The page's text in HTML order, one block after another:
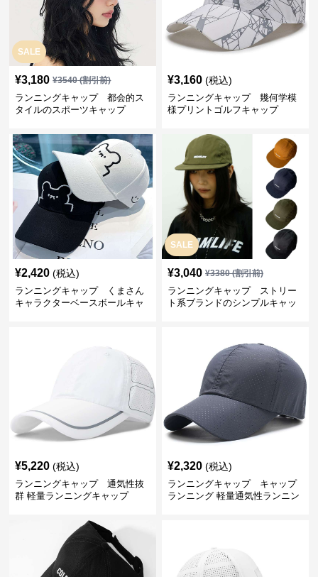
SALE
¥3,180 ¥3540(割引前)
ランニングキャップ 都会的ス
タイルのスポーツキャップ
¥3,160 (税込)
ランニングキャップ 幾何学模
様プリントゴルフキャップ
¥2,420 (税込)
ランニングキャップ くまさん
キャラクターベースボールキャ
SALE
¥3,040 ¥3380(割引前)
ランニングキャップ ストリー
ト系ブランドのシンプルキャッ
¥5,220 (税込)
ランニングキャップ 通気性抜
群 軽量ランニングキャップ
¥2,320 (税込)
ランニングキャップ キャップ
ランニング 軽量通気性ランニン